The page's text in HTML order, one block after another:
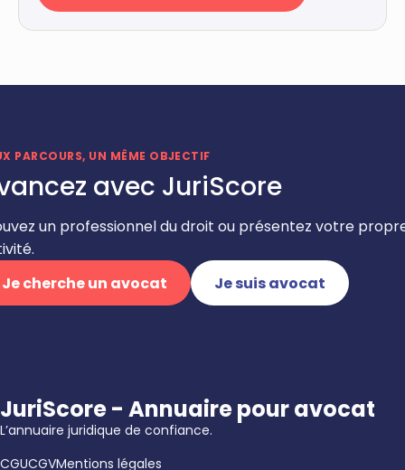
PARCOURS, UN MÊME OBJECTIF
avec JuriScore
un professionnel du droit ou présentez votre
Je cherche un avocat
Je suis avocat
JuriScore - Annuaire pour avocat
L’annuaire juridique de confiance.
CGUCGVMentions légales